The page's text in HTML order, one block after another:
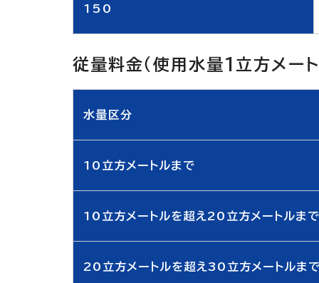
150
従量料金（使用水量1立方メート
水量区分
10立方メートルまで
10立方メートルを超え20立方メートルまで
20立方メートルを超え30立方メートルま